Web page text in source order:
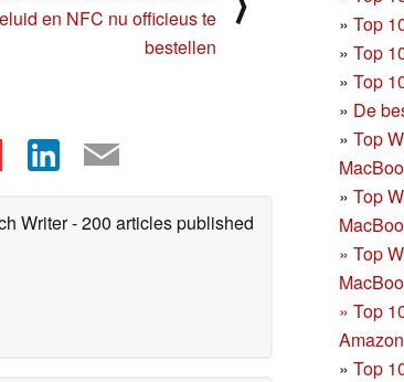
» Top
» Top
» Top
» De
» Top
» Top
» Top
» Top
Amazon
» Top
en NFC nu officieus te
bestellen
Writer- 200 articles published